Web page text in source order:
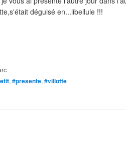
déguisé en...libellule !!!
, #presente, #villotte